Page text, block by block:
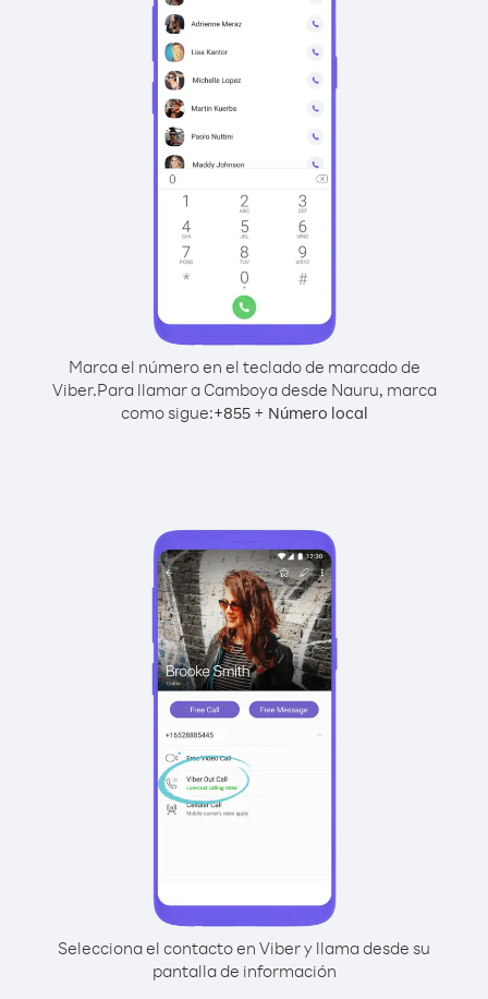
Marca el número en el teclado de marcado de
Viber.Para llamar a Camboya desde Nauru, marca
como sigue:+855+ Número local
Selecciona el contacto en Viber y llama desde su
pantalla de información